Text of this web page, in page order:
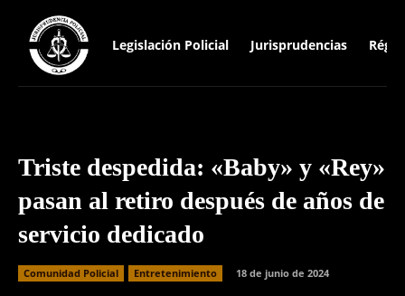
Legislación Policial Jurisprudencias
Triste despedida: «Baby» y «Rey»
pasan al retiro después de años de
servicio dedicado
Comunidad Policial Entretenimiento 18 de junio de 2024